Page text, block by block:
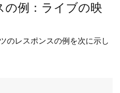
の例：ライブの映
のレスポンスの例を次に示し